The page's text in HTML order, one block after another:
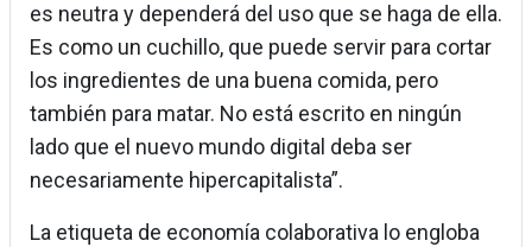
es neutra y dependerá del uso que se haga de ella.
Es como un cuchillo, que puede servir para cortar
los ingredientes de una buena comida, pero
también para matar. No está escrito en ningún
lado que el nuevo mundo digital deba ser
necesariamente hipercapitalista”.
La etiqueta de economía colaborativa lo engloba